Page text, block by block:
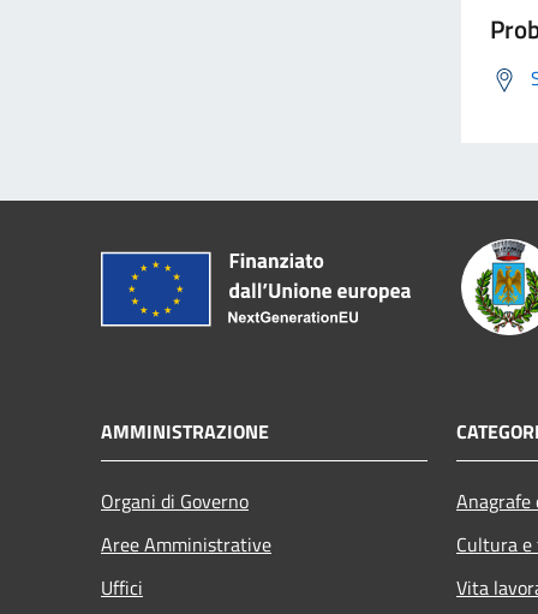
AMMINISTRAZIONE
Organi di Governo
Aree Amministrative
Uffici
Cultura
Vita